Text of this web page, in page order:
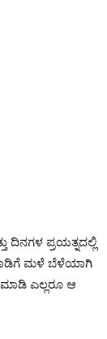
ದಿನಗಳ ಪ್ರಯತ್ನದಲ್ಲಿ
ಮಳೆ ಬೆಳೆಯಾಗಿ
ಎಲ್ಲರೂ ಆ